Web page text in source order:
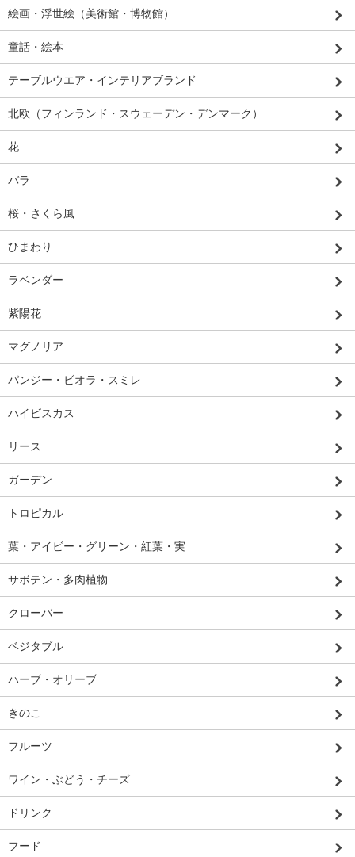
絵画・浮世絵（美術館・博物館）
童話・絵本
テーブルウエア・インテリアブランド
北欧（フィンランド・スウェーデン・デンマーク）
花
バラ
桜・さくら風
ひまわり
ラベンダー
紫陽花
マグノリア
パンジー・ビオラ・スミレ
ハイビスカス
リース
ガーデン
トロピカル
葉・アイビー・グリーン・紅葉・実
サボテン・多肉植物
クローバー
ベジタブル
ハーブ・オリーブ
きのこ
フルーツ
ワイン・ぶどう・チーズ
ドリンク
フード